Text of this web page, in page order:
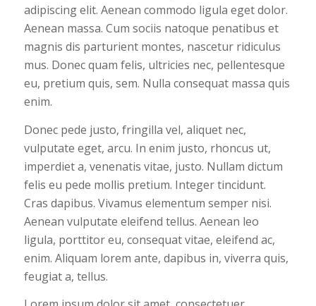
adipiscing elit. Aenean commodo ligula eget dolor.
Aenean massa. Cum sociis natoque penatibus et
magnis dis parturient montes, nascetur ridiculus
mus. Donec quam felis, ultricies nec, pellentesque
eu, pretium quis, sem. Nulla consequat massa quis
enim.
Donec pede justo, fringilla vel, aliquet nec,
vulputate eget, arcu. In enim justo, rhoncus ut,
imperdiet a, venenatis vitae, justo. Nullam dictum
felis eu pede mollis pretium. Integer tincidunt.
Cras dapibus. Vivamus elementum semper nisi.
Aenean vulputate eleifend tellus. Aenean leo
ligula, porttitor eu, consequat vitae, eleifend ac,
enim. Aliquam lorem ante, dapibus in, viverra quis,
feugiat a, tellus.